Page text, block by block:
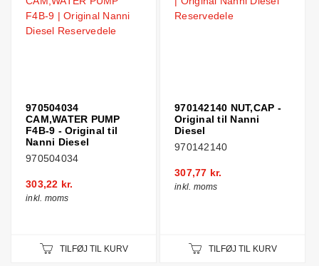
970504034
CAM,WATER PUMP
F4B-9 - Original til
Nanni Diesel
970504034
303,22 kr.
inkl. moms
TILFØJ TIL KURV
970142140 NUT,CAP -
Original til Nanni
Diesel
970142140
307,77 kr.
inkl. moms
TILFØJ TIL KURV